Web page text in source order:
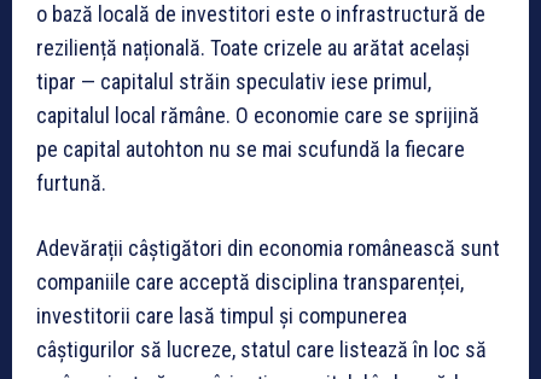
o bază locală de investitori este o infrastructură de
reziliență națională. Toate crizele au arătat același
tipar — capitalul străin speculativ iese primul,
capitalul local rămâne. O economie care se sprijină
pe capital autohton nu se mai scufundă la fiecare
furtună.
Adevărații câștigători din economia românească sunt
companiile care acceptă disciplina transparenței,
investitorii care lasă timpul și compunerea
câștigurilor să lucreze, statul care listează în loc să